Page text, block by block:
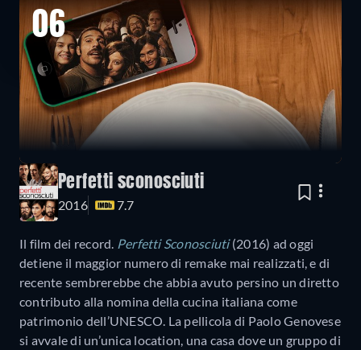
06
Perfetti sconosciuti
2016 7.7
Il film dei record. Perfetti Sconosciuti (2016) ad oggi
detiene il maggior numero di remake mai realizzati, e di
recente sembrerebbe che abbia avuto persino un diretto
contributo alla nomina della cucina italiana come
patrimonio dell’UNESCO. La pellicola di Paolo Genovese
si avvale di un’unica location, una casa dove un gruppo di